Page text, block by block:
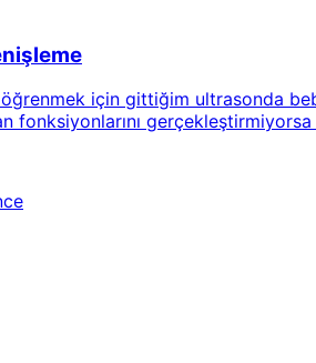
için gittiğim ultrasonda
fonksiyonlarını